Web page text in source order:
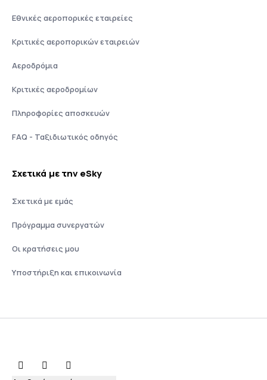
Εθνικές αεροπορικές εταιρείες
Κριτικές αεροπορικών εταιρειών
Αεροδρόμια
Κριτικές αεροδρομίων
Πληροφορίες αποσκευών
FAQ - Ταξιδιωτικός οδηγός
Σχετικά με την eSky
Σχετικά με εμάς
Πρόγραμμα συνεργατών
Οι κρατήσεις μου
Υποστήριξη και επικοινωνία